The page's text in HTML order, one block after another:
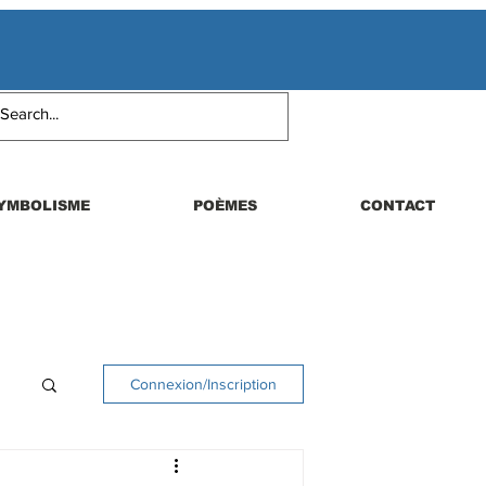
POÈMES CONTACT
Connexion/Inscription